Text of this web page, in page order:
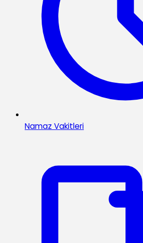
Namaz Vakitleri